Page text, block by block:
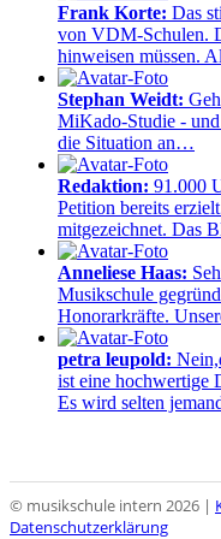
Frank Korte: Das
von VDM-Schulen.
hinweisen müssen.
Stephan Weidt:
MiKado-Studie -
die Situation an…
Redaktion: 91.000
Petition bereits
mitgezeichnet. Das
Anneliese Haas:
Musikschule
Honorarkräfte.
petra leupold:
ist eine hochwertige
Es wird selten
© musikschule intern 2026 |
Datenschutzerklärung